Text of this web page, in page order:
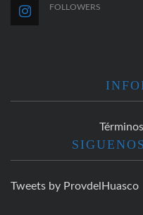
FOLLOWERS
Tweets by ProvdelHuasco